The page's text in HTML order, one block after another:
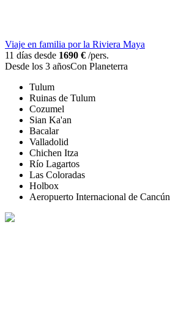
Viaje en familia por la Riviera Maya
11 días desde 1690 € /pers.
Desde los 3 añosCon Planeterra
Tulum
Ruinas de Tulum
Cozumel
Sian Ka'an
Bacalar
Valladolid
Chichen Itza
Río Lagartos
Las Coloradas
Holbox
Aeropuerto Internacional de Cancún